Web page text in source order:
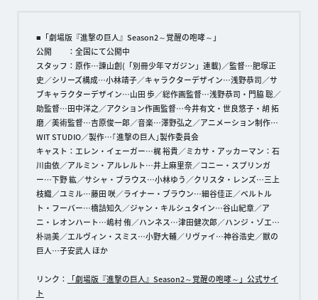
■「劇場版『進撃の巨人』Season2～覚醒の咆哮～」
公開 ：全国にて公開中
スタッフ：原作…諫山創(「別冊少年マガジン」連載)／監督…肥塚正
史／シリーズ構成…小林靖子／キャラクターデザイン…浅野恭司／サ
ブキャラクターデザイン…山田 歩／総作画監督…浅野恭司・門脇 聡／
助監督…田中洋之／アクション作画監督…今井有文・世良悠子・胡 拓
磨／美術監督…吉原俊一郎／音楽…澤野弘之／アニメーション制作…
WIT STUDIO／製作…｢進撃の巨人｣製作委員会
キャスト：エレン・イェーガー…梶 裕貴／ミカサ・アッカーマン：石
川由依／アルミン・アルレルト…井上麻里奈／コニー・スプリンガ
ー…下野 紘／サシャ・ブラウス…小林ゆう／クリスタ・レンズ…三上
枝織／ユミル…藤田 咲／ライナー・ブラウン…細谷佳正／ベルトル
ト・フーバー…橋詰知久／ジャン・キルシュタイン…谷山紀章／ア
ニ・レオンハート…嶋村 侑／ハンネス…津田健次郎／ハンジ・ゾエ…
朴璐美／エルヴィン・スミス…小野大輔／リヴァイ…神谷浩史／獣の
巨人…子安武人 ほか
リンク：
「劇場版『進撃の巨人』Season2～覚醒の咆哮～」公式サイ
ト